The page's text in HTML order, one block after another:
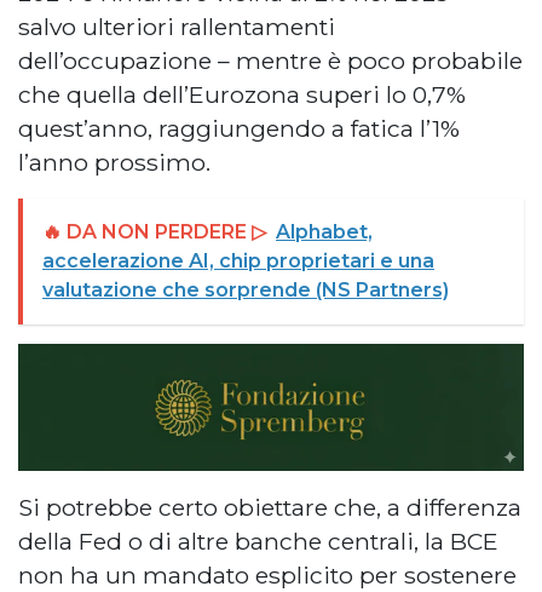
salvo ulteriori rallentamenti
dell’occupazione – mentre è poco probabile
che quella dell’Eurozona superi lo 0,7%
quest’anno, raggiungendo a fatica l’1%
l’anno prossimo.
🔥 DA NON PERDERE ▷ Alphabet,
accelerazione AI, chip proprietari e una
valutazione che sorprende (NS Partners)
Si potrebbe certo obiettare che, a differenza
della Fed o di altre banche centrali, la BCE
non ha un mandato esplicito per sostenere